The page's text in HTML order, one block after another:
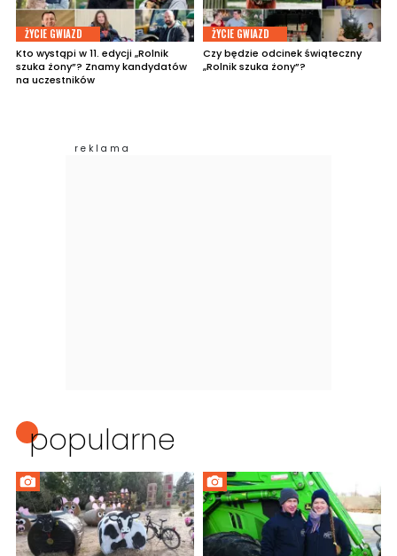
ŻYCIE GWIAZD
Kto wystąpi w 11. edycji „Rolnik
szuka żony”? Znamy kandydatów
na uczestników
ŻYCIE GWIAZD
Czy będzie odcinek świąteczny
„Rolnik szuka żony”?
popularne